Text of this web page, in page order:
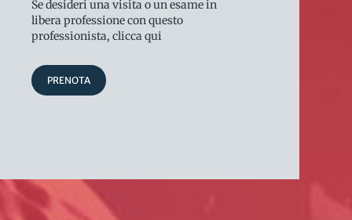
Se desideri una visita o un esame in
libera professione con questo
professionista, clicca qui
PRENOTA